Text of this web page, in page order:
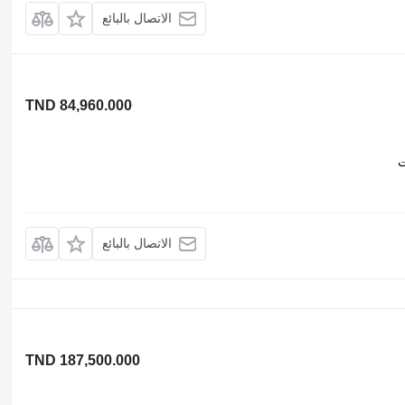
الاتصال بالبائع
TND 84,960.000
الاتصال بالبائع
TND 187,500.000